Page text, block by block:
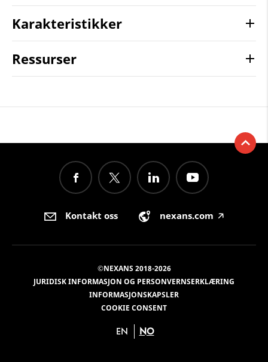
Karakteristikker
Ressurser
Kontakt oss nexans.com 🡥
©NEXANS 2018-2026
JURIDISK INFORMASJON OG PERSONVERNSERKLÆRING
INFORMASJONSKAPSLER
COOKIE CONSENT
EN NO